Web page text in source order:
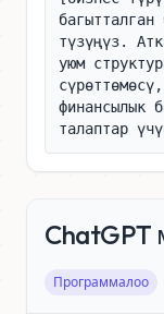
түзүңүз.
уюм
финансылык
талаптар
ChatGPT
Программалоо